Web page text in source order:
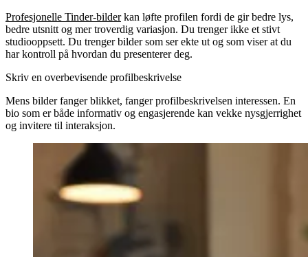
Profesjonelle Tinder-bilderkan løfte profilen fordi de gir bedre lys,
bedre utsnitt og mer troverdig variasjon. Du trenger ikke et stivt
studiooppsett. Du trenger bilder som ser ekte ut og som viser at du
har kontroll på hvordan du presenterer deg.
Skriv en overbevisende profilbeskrivelse
Mens bilder fanger blikket, fanger profilbeskrivelsen interessen. En
bio som er både informativ og engasjerende kan vekke nysgjerrighet
og invitere til interaksjon.